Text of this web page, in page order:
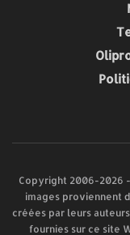
Copyright 2006-2026
images proviennent
créées par leurs
fournies sur ce site